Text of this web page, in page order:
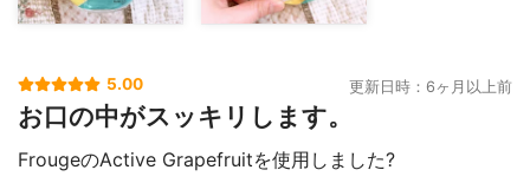
5.00 更新日時：6ヶ月以上前
お口の中がスッキリします。
FrougeのActive Grapefruitを使用しました?